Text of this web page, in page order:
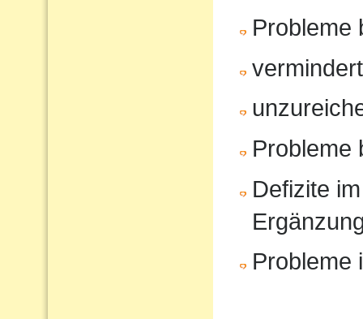
Probleme
Probleme
Defizite
Probleme